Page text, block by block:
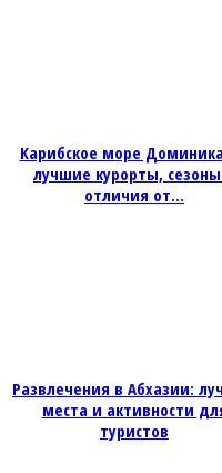
Карибское море
лучшие курорты,
отличия от...
Развлечения в Абхазии:
места и активности
туристов